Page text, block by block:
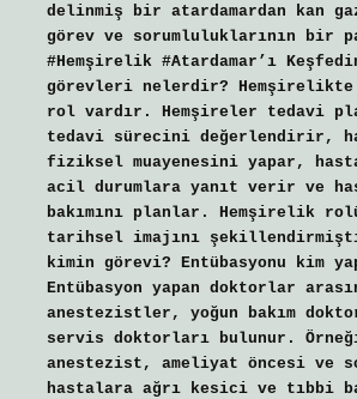
delinmiş bir atardamardan kan
görev ve sorumluluklarının bir
#Hemşirelik #Atardamar’ı
görevleri nelerdir?
rol vardır. Hemşireler tedavi
tedavi sürecini değerlendirir,
fiziksel muayenesini yapar,
acil durumlara yanıt verir ve
bakımını planlar. Hemşirelik
tarihsel imajını
kimin görevi? Entübasyonu kim
Entübasyon yapan doktorlar
anestezistler, yoğun bakım
servis doktorları bulunur.
anestezist, ameliyat öncesi ve
hastalara ağrı kesici ve tıbbi